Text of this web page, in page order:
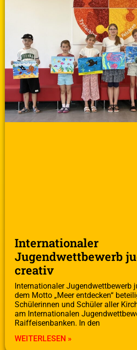
Internationaler
Jugendwettbewerb
creativ
Internationaler Jugendwettbewerb
dem Motto „Meer entdecken“
Schülerinnen und Schüler aller
am Internationalen
Raiffeisenbanken. In den
WEITERLESEN »